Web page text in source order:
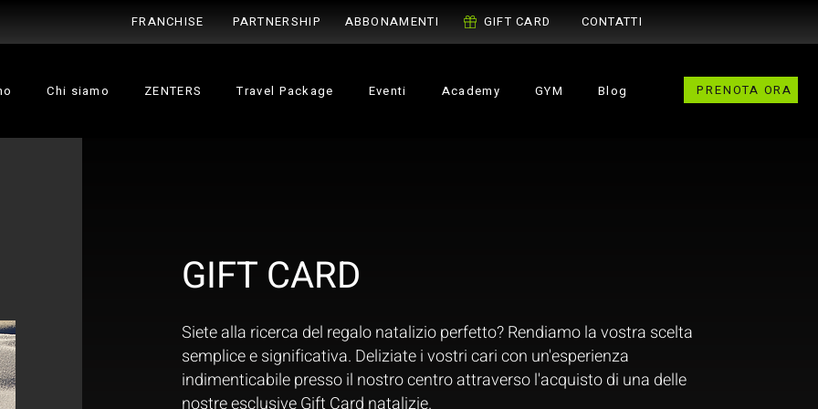
FRANCHISE PARTNERSHIP ABBONAMENTI GIFT CARD CONTATTI
Chi siamo ZENTERS Travel Package Eventi Academy GYM Blog PRENOTA ORA
GIFT CARD
Siete alla ricerca del regalo natalizio perfetto? Rendiamo la vostra scelta
semplice e significativa. Deliziate i vostri cari con un'esperienza
indimenticabile presso il nostro centro attraverso l'acquisto di una delle
nostre esclusive Gift Card natalizie.